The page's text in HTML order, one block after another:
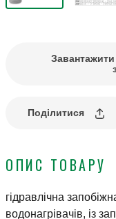
Завантажити
Поділитися
ОПИС ТОВАРУ
гідравлічна
водонагрівачів, із